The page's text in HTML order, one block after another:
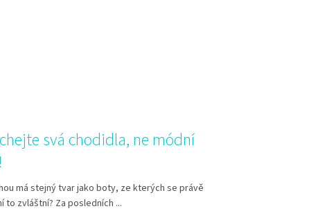
svá chodidla, ne módní
má stejný tvar jako boty, ze kterých se právě
to zvláštní? Za posledních ...